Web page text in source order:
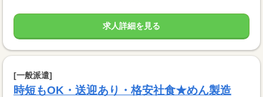
求人詳細を見る
[一般派遣]
時短もOK・送迎あり・格安社食★めん製造